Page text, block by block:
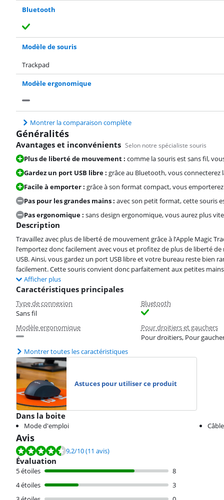
Bluetooth
Modèle de souris
Trackpad
Modèle ergonomique
Montrer la comparaison complète
Généralités
Avantages et inconvénients Selon notre spécialiste souris
Plus de liberté de mouvement : comme la souris est sans fil,
Gardez un port USB libre : grâce au Bluetooth, vous connecterez
Facile à emporter : grâce à son format compact, vous
Pas pour les grandes mains : avec son petit format, cette souris
Pas ergonomique : sans design ergonomique, vous aurez plus
Description
Travaillez avec plus de liberté de mouvement grâce à l’Apple Magic
l’emportez donc facilement avec vous et profitez de plus de liberté
USB. Ainsi, vous gardez un port USB libre et votre bureau reste bien
facilement. Cette souris convient donc parfaitement aux petites
Afficher plus
Caractéristiques principales
Type de connexion
Sans fil
Bluetooth
Modèle ergonomique
Pour droitiers et gauchers
Pour droitiers, Pour
Montrer toutes les caractéristiques
Astuces pour utiliser ce produit
Dans la boite
Mode d'emploi
Avis
La note est de 9,2 sur 10, basée sur 11 avis.
9,2/10(11 avis)
Évaluation
5 étoiles
8
4 étoiles
3